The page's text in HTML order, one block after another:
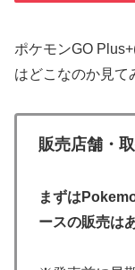
ポケモンGO
はどこなのか見て
販売店舗・
まずは
ースの販売は